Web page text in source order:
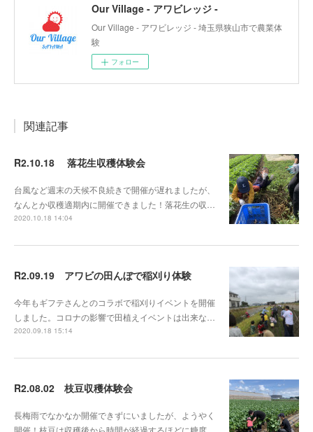
Our Village - アワビレッジ -
Our Village - アワビレッジ - 埼玉県狭山市で農業体
験
フォロー
関連記事
R2.10.18 落花生収穫体験会
台風など週末の天候不良続きで開催が遅れましたが、
なんとか収穫適期内に開催できました！落花生の収…
2020.10.18 14:04
R2.09.19 アワビの田んぼで稲刈り体験
今年もギフテさんとのコラボで稲刈りイベントを開催
しました。コロナの影響で田植えイベントは出来な…
2020.09.18 15:14
R2.08.02 枝豆収穫体験会
長梅雨でなかなか開催できずにいましたが、ようやく
開催！枝豆は収穫後から時間が経過するほどに糖度…